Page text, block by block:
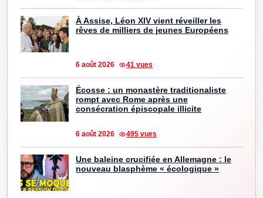
À Assise, Léon XIV vient réveiller les
rêves de milliers de jeunes Européens
6 août 2026 41 vues
Écosse : un monastère traditionaliste
rompt avec Rome après une
consécration épiscopale illicite
6 août 2026 495 vues
Une baleine crucifiée en Allemagne : le
nouveau blasphème « écologique »